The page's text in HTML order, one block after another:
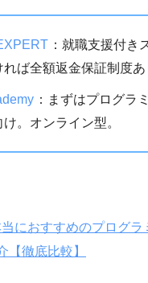
：就職支援付き
れば全額返金保証制度あ
：まずはプログラ
。オンライン型。
におすすめのプログラ
【徹底比較】